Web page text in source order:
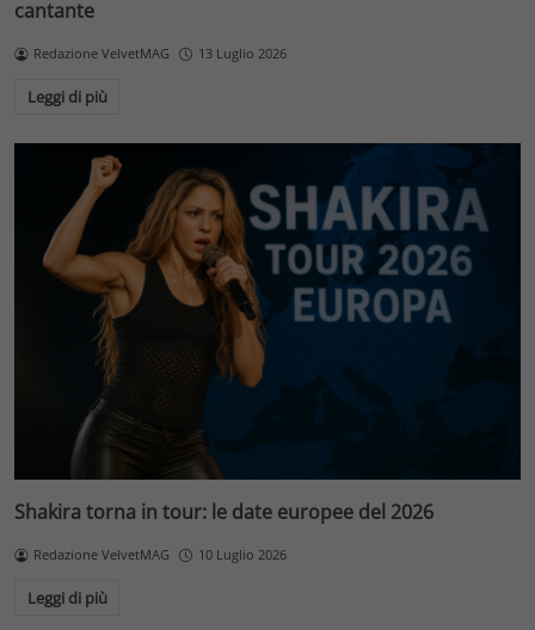
cantante
Redazione VelvetMAG 13 Luglio 2026
Leggi di più
Shakira torna in tour: le date europee del 2026
Redazione VelvetMAG 10 Luglio 2026
Leggi di più